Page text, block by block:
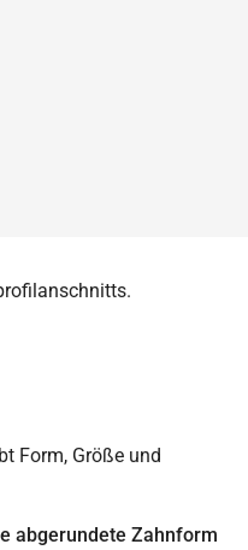
Form, Größe und
abgerundete Zahnform